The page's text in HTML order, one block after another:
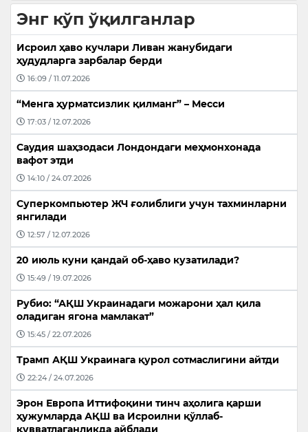
Энг кўп ўқилганлар
Исроил ҳаво кучлари Ливан жанубидаги
ҳудудларга зарбалар берди
16:09 / 11.07.2026
“Менга ҳурматсизлик қилманг” – Месси
17:03 / 12.07.2026
Саудия шаҳзодаси Лондондаги меҳмонхонада
вафот этди
14:10 / 24.07.2026
Суперкомпьютер ЖЧ ғолиблиги учун тахминларни
янгилади
12:57 / 12.07.2026
20 июль куни қандай об-ҳаво кузатилади?
15:49 / 19.07.2026
Рубио: “АҚШ Украинадаги можарони ҳал қила
оладиган ягона мамлакат”
15:45 / 22.07.2026
Трамп АҚШ Украинага қурол сотмаслигини айтди
22:24 / 24.07.2026
Эрон Европа Иттифоқини тинч аҳолига қарши
ҳужумларда АҚШ ва Исроилни қўллаб-
қувватлаганликда айблади